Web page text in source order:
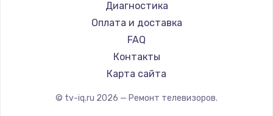
Замена видеокарты
1600 руб.
Заказать
Ремонт разъема питания
880 руб.
Hyundai
Doffler
Hiper
Grundig
HITACHI
Диагностика
Оплата и доставка
FAQ
Контакты
Карта сайта
© tv-iq.ru 2026 — Ремонт телевизоров.